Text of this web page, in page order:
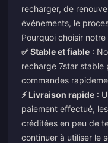
recharger, de
événements, le
Pourquoi choisir
✅ Stable et fiable :
recharge 7star stable
commandes
⚡ Livraison rapide :
paiement effectué,
créditées en peu de
continuer à utiliser le